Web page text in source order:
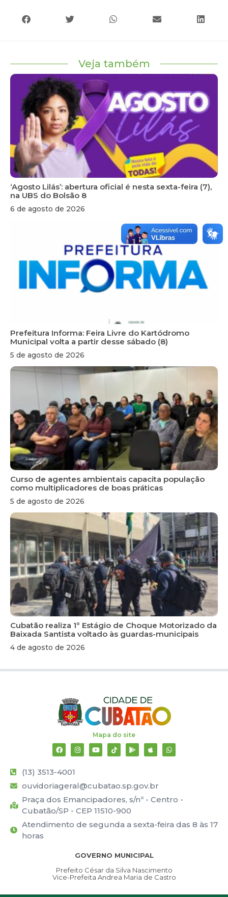
Veja também
‘Agosto Lilás’: abertura oficial é nesta sexta-feira (7),
na UBS do Bolsão 8
6 de agosto de 2026
Prefeitura Informa: Feira Livre do Kartódromo
Municipal volta a partir desse sábado (8)
5 de agosto de 2026
Curso de agentes ambientais capacita população
como multiplicadores de boas práticas
5 de agosto de 2026
Cubatão realiza 1º Estágio de Choque Motorizado da
Baixada Santista voltado às guardas-municipais
4 de agosto de 2026
Mapa do site
(13) 3513-4001
ouvidoriageral@cubatao.sp.gov.br
Praça dos Emancipadores, s/nº - Centro -
Cubatão/SP - CEP 11510-900
Atendimento de segunda a sexta-feira das 8 às 17
horas
GOVERNO MUNICIPAL
Prefeito César da Silva Nascimento
Vice-Prefeita Andrea Maria de Castro